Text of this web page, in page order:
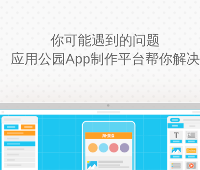
你可能遇到的问题
应用公园App制作平台帮你解决